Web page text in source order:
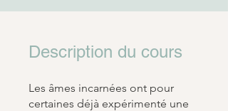
Description du cours
Les âmes incarnées ont pour
certaines déjà expérimenté une